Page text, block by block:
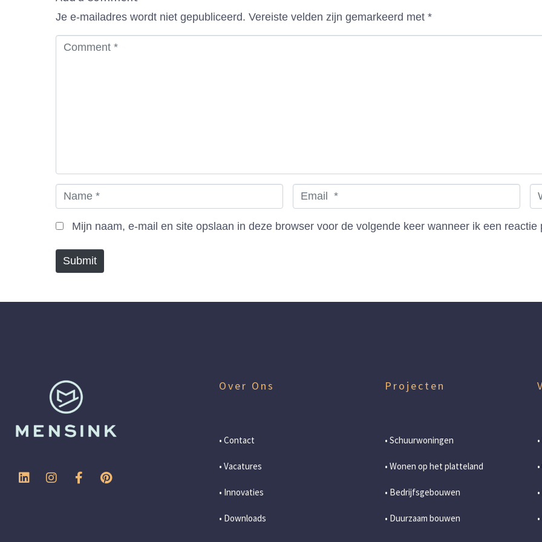
Je e-mailadres wordt niet gepubliceerd. Vereiste velden zijn gemarkeerd met *
a
m
m
a
W
e
b
Mijn naam, e-mail en site opslaan in deze browser voor de volgende keer wanneer ik een reactie
Submit
Over Ons
• Contact
• Vacatures
• Innovaties
• Downloads
Projecten
• Schuurwoningen
• Wonen op het platteland
• Bedrijfsgebouwen
• Duurzaam bouwen